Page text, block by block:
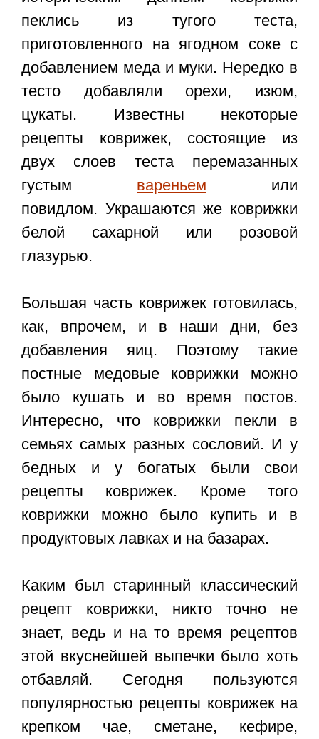
пеклись из тугого теста,
приготовленного на ягодном соке с
добавлением меда и муки. Нередко в
тесто добавляли орехи, изюм,
цукаты. Известны некоторые
рецепты коврижек, состоящие из
двух слоев теста перемазанных
густым вареньем или
повидлом. Украшаются же коврижки
белой сахарной или розовой
глазурью.
Большая часть коврижек готовилась,
как, впрочем, и в наши дни, без
добавления яиц. Поэтому такие
постные медовые коврижки можно
было кушать и во время постов.
Интересно, что коврижки пекли в
семьях самых разных сословий. И у
бедных и у богатых были свои
рецепты коврижек. Кроме того
коврижки можно было купить и в
продуктовых лавках и на базарах.
Каким был старинный классический
рецепт коврижки, никто точно не
знает, ведь и на то время рецептов
этой вкуснейшей выпечки было хоть
отбавляй. Сегодня пользуются
популярностью рецепты коврижек на
крепком чае, сметане, кефире,